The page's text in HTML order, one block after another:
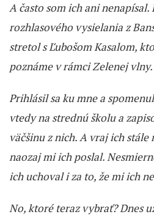
A často som ich ani nenapísal.
rozhlasového vysielania z
stretol s Ľubošom Kasalom,
poznáme v rámci Zelenej vlny.
Prihlásil sa ku mne a
vtedy na strednú školu a
väčšinu z nich. A vraj ich stále
naozaj mi ich poslal.
ich uchoval i za to, že mi ich
No, ktoré teraz vybrať? Dnes